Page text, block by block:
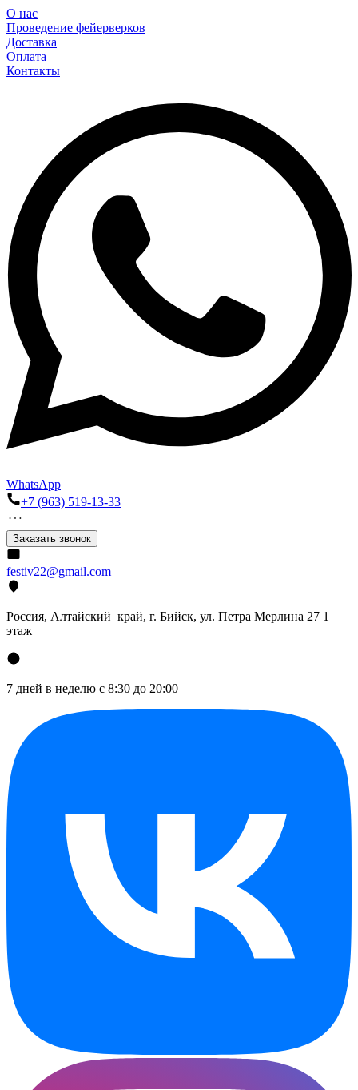
О нас
Проведение фейерверков
Доставка
Оплата
Контакты
WhatsApp
+7 (963) 519-13-33
Заказать звонок
festiv22@gmail.com
Россия, Алтайский край, г. Бийск, ул. Петра Мерлина 27 1
этаж
7 дней в неделю с 8:30 до 20:00